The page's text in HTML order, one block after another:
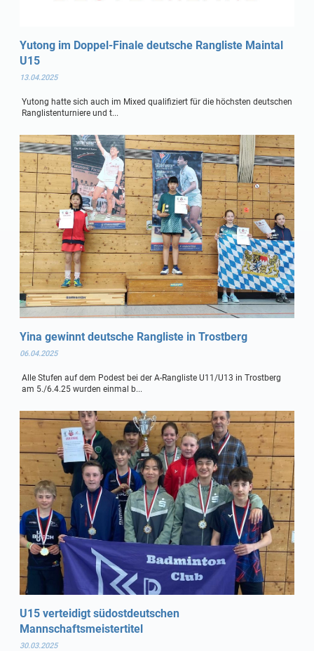
Yutong im Doppel-Finale deutsche Rangliste Maintal
U15
13.04.2025
Yutong hatte sich auch im Mixed qualifiziert für die höchsten deutschen
Ranglistenturniere und t...
Yina gewinnt deutsche Rangliste in Trostberg
06.04.2025
Alle Stufen auf dem Podest bei der A-Rangliste U11/U13 in Trostberg
am 5./6.4.25 wurden einmal b...
U15 verteidigt südostdeutschen
Mannschaftsmeistertitel
30.03.2025